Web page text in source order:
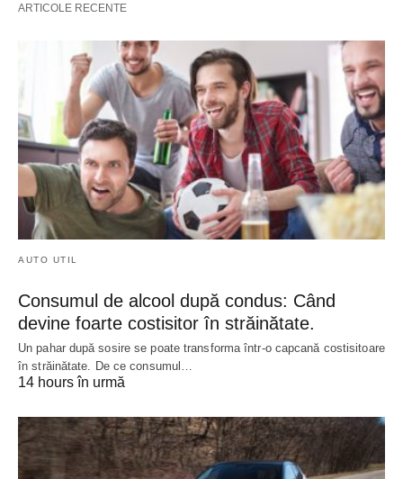
ARTICOLE RECENTE
AUTO UTIL
Consumul de alcool după condus: Când
devine foarte costisitor în străinătate.
Un pahar după sosire se poate transforma într-o capcană costisitoare
în străinătate. De ce consumul…
14 hours în urmă